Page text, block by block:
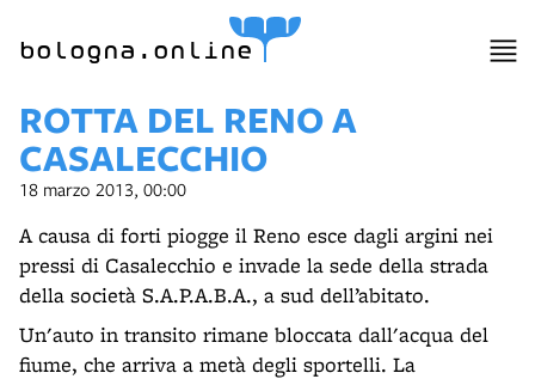
bologna.online
ROTTA DEL RENO A
CASALECCHIO
18 marzo 2013, 00:00
A causa di forti piogge il Reno esce dagli argini nei
pressi di Casalecchio e invade la sede della strada
della società S.A.P.A.B.A., a sud dell’abitato.
Un'auto in transito rimane bloccata dall'acqua del
fiume, che arriva a metà degli sportelli. La